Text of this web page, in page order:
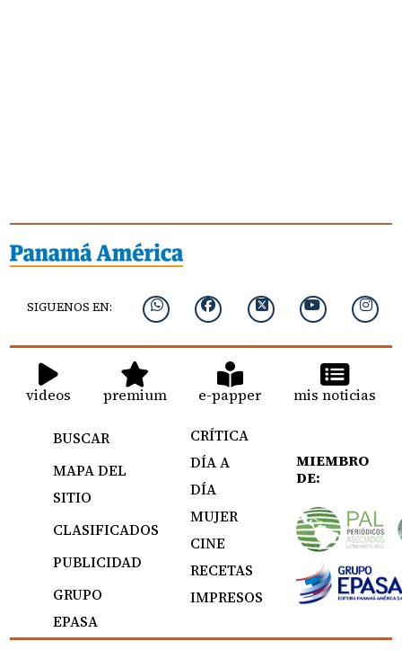
SIGUENOS EN:
videos premium e-papper mis noticias
BUSCAR
MAPA DEL
SITIO
CLASIFICADOS
PUBLICIDAD
GRUPO
EPASA
CRÍTICA
DÍA A
DÍA
MUJER
CINE
RECETAS
IMPRESOS
MIEMBRO
DE: